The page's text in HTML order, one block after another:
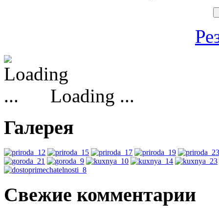
Loading ...
Галерея
Свежие комментарии